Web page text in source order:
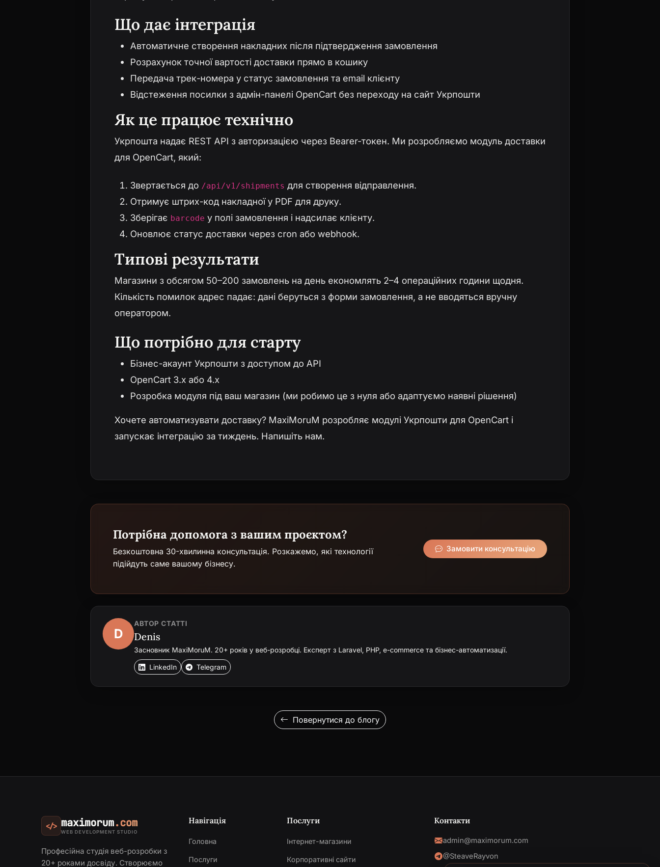
Що дає інтеграція
Автоматичне створення накладних після підтвердження замовлення
Розрахунок точної вартості доставки прямо в кошику
Передача трек-номера у статус замовлення та email клієнту
Відстеження посилки з адмін-панелі OpenCart без переходу на сайт Укрпошти
Як це працює технічно
Укрпошта надає REST API з авторизацією через Bearer-токен. Ми розробляємо модуль доставки
для OpenCart, який:
Звертається до /api/v1/shipments для створення відправлення.
Отримує штрих-код накладної у PDF для друку.
Зберігає barcode у полі замовлення і надсилає клієнту.
Оновлює статус доставки через cron або webhook.
Типові результати
Магазини з обсягом 50–200 замовлень на день економлять 2–4 операційних години щодня.
Кількість помилок адрес падає: дані беруться з форми замовлення, а не вводяться вручну
оператором.
Що потрібно для старту
Бізнес-акаунт Укрпошти з доступом до API
OpenCart 3.x або 4.x
Розробка модуля під ваш магазин (ми робимо це з нуля або адаптуємо наявні рішення)
Хочете автоматизувати доставку? MaxiMoruM розробляє модулі Укрпошти для OpenCart і
запускає інтеграцію за тиждень. Напишіть нам.
Потрібна допомога з вашим проєктом?
Безкоштовна 30-хвилинна консультація. Розкажемо, які технології
підійдуть саме вашому бізнесу.
Замовити консультацію
D
АВТОР СТАТТІ
Denis
Засновник MaxiMoruM. 20+ років у веб-розробці. Експерт з Laravel, PHP, e-commerce та бізнес-автоматизації.
LinkedIn Telegram
Повернутися до блогу
</> maximorum.com
WEB DEVELOPMENT STUDIO
Професійна студія веб-розробки з
20+ роками досвіду. Створюємо
Навігація
Головна
Послуги
Послуги
Інтернет-магазини
Корпоративні сайти
Контакти
admin@maximorum.com
@SteaveRayvon